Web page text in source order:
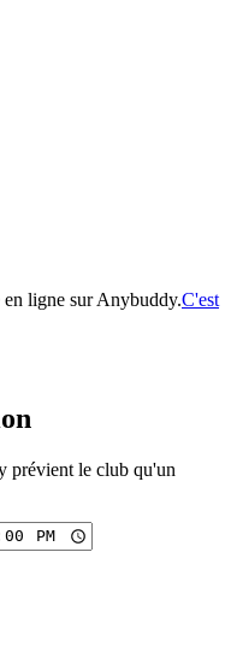
en ligne sur Anybuddy.C'est
prévient le club qu'un